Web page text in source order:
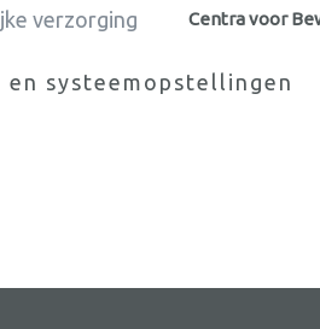
verzorging Centra voor
en systeemopstellingen